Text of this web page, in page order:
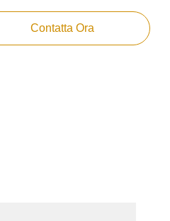
Contatta Ora